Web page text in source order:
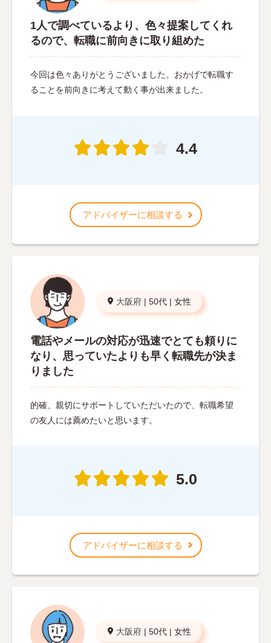
1人で調べているより、色々提案してくれ
るので、転職に前向きに取り組めた
今回は色々ありがとうございました。おかげで転職す
ることを前向きに考えて動く事が出来ました。
4.4
アドバイザーに相談する
大阪府 | 50代 | 女性
電話やメールの対応が迅速でとても頼りに
なり、思っていたよりも早く転職先が決ま
りました
的確、親切にサポートしていただいたので、転職希望
の友人には薦めたいと思います。
5.0
アドバイザーに相談する
大阪府 | 50代 | 女性